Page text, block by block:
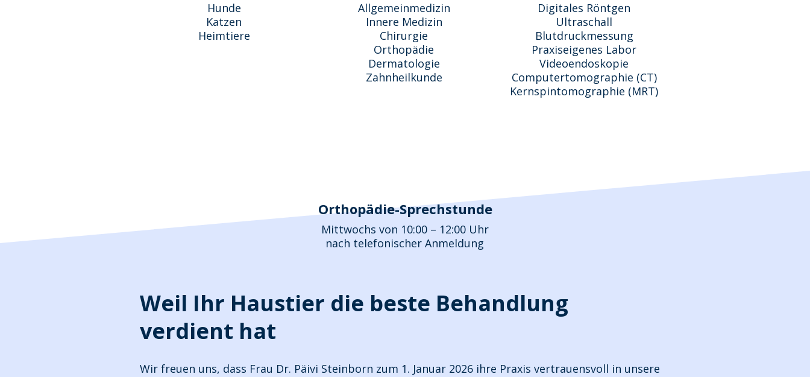
Hunde
Katzen
Heimtiere
Allgemeinmedizin
Innere Medizin
Chirurgie
Orthopädie
Dermatologie
Zahnheilkunde
Digitales Röntgen
Ultraschall
Blutdruckmessung
Praxiseigenes Labor
Videoendoskopie
Computertomographie (CT)
Kernspintomographie (MRT)
Weil Ihr Haustier die beste Behandlung
verdient hat
Wir freuen uns, dass Frau Dr. Päivi Steinborn zum 1. Januar 2026 ihre Praxis vertrauensvoll in unsere
Orthopädie-Sprechstunde
Mittwochs von 10:00 – 12:00 Uhr
nach telefonischer Anmeldung